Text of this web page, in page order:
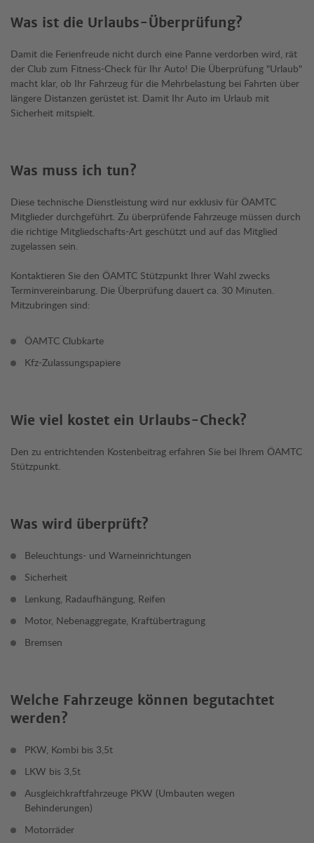
Was ist die Urlaubs-Überprüfung?
Damit die Ferienfreude nicht durch eine Panne verdorben wird, rät
der Club zum Fitness-Check für Ihr Auto! Die Überprüfung "Urlaub"
macht klar, ob Ihr Fahrzeug für die Mehrbelastung bei Fahrten über
längere Distanzen gerüstet ist. Damit Ihr Auto im Urlaub mit
Sicherheit mitspielt.
Was muss ich tun?
Diese technische Dienstleistung wird nur exklusiv für ÖAMTC
Mitglieder durchgeführt. Zu überprüfende Fahrzeuge müssen durch
die richtige Mitgliedschafts-Art geschützt und auf das Mitglied
zugelassen sein.
Kontaktieren Sie den ÖAMTC Stützpunkt Ihrer Wahl zwecks
Terminvereinbarung. Die Überprüfung dauert ca. 30 Minuten.
Mitzubringen sind:
ÖAMTC Clubkarte
Kfz-Zulassungspapiere
Wie viel kostet ein Urlaubs-Check?
Den zu entrichtenden Kostenbeitrag erfahren Sie bei Ihrem ÖAMTC
Stützpunkt.
Was wird überprüft?
Beleuchtungs- und Warneinrichtungen
Sicherheit
Lenkung, Radaufhängung, Reifen
Motor, Nebenaggregate, Kraftübertragung
Bremsen
Welche Fahrzeuge können begutachtet
werden?
PKW, Kombi bis 3,5t
LKW bis 3,5t
Ausgleichkraftfahrzeuge PKW (Umbauten wegen
Behinderungen)
Motorräder